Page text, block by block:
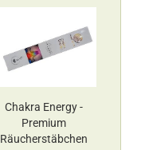
Chakra Energy -
Premium
Räucherstäbchen